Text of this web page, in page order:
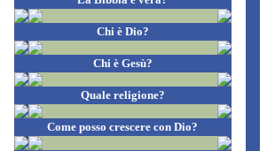
Chi è Dio?
Chi è Gesù?
Quale religione?
Come posso crescere con Dio?